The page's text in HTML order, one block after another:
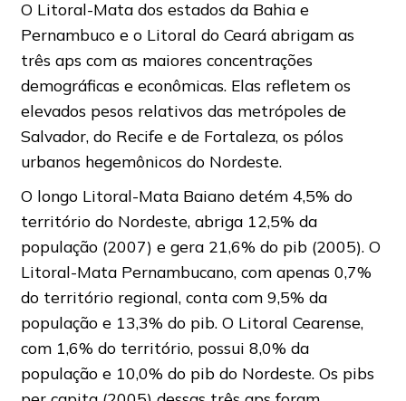
O Litoral-Mata dos estados da Bahia e
Pernambuco e o Litoral do Ceará abrigam as
três aps com as maiores concentrações
demográficas e econômicas. Elas refletem os
elevados pesos relativos das metrópoles de
Salvador, do Recife e de Fortaleza, os pólos
urbanos hegemônicos do Nordeste.
O longo Litoral-Mata Baiano detém 4,5% do
território do Nordeste, abriga 12,5% da
população (2007) e gera 21,6% do pib (2005). O
Litoral-Mata Pernambucano, com apenas 0,7%
do território regional, conta com 9,5% da
população e 13,3% do pib. O Litoral Cearense,
com 1,6% do território, possui 8,0% da
população e 10,0% do pib do Nordeste. Os pibs